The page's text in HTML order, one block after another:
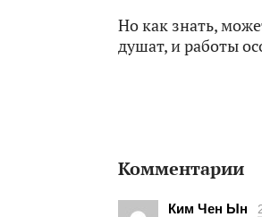
Но как знать,
душат, и работы
Комментарии
Ким Чен Ын